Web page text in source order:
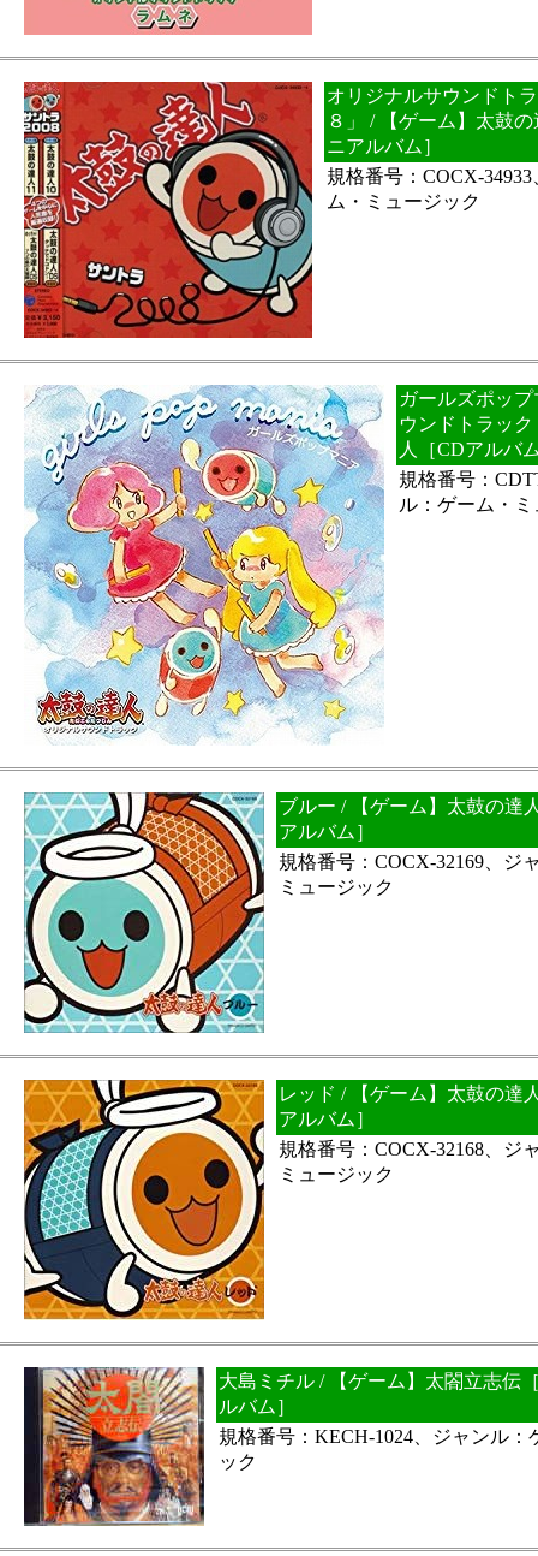
オリジナルサウンドト
８」 / 【ゲーム】太鼓
ニアルバム］
規格番号：COCX-
ム・ミュージック
ガールズポッ
ウンドトラッ
人［CDアルバ
規格番号：
ル：ゲーム・
ブルー / 【ゲーム】太鼓の達
アルバム］
規格番号：COCX-32169、ジ
ミュージック
レッド / 【ゲーム】太鼓の達
アルバム］
規格番号：COCX-32168、ジ
ミュージック
大島ミチル / 【ゲーム】太閤立志伝
ルバム］
規格番号：KECH-1024、ジャンル：
ック